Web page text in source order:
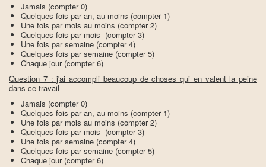
Jamais (compter 0)
Quelques fois par an, au moins (compter 1)
Une fois par mois au moins (compter 2)
Quelques fois par mois (compter 3)
Une fois par semaine (compter 4)
Quelques fois par semaine (compter 5)
Chaque jour (compter 6)
Question 7 : j'ai accompli beaucoup de choses qui en valent la peine
dans ce travail
Jamais (compter 0)
Quelques fois par an, au moins (compter 1)
Une fois par mois au moins (compter 2)
Quelques fois par mois (compter 3)
Une fois par semaine (compter 4)
Quelques fois par semaine (compter 5)
Chaque jour (compter 6)